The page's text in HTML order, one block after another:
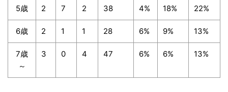
5歳 2 7 2 38 4% 18% 22%
6歳 2 1 1 28 6% 9% 13%
7歳
～
3 0 4 47 6% 6% 13%